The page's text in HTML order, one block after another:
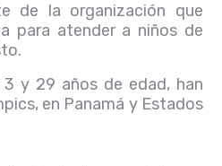
de la organización que
para atender a niños de
y 29 años de edad, han
en Panamá y Estados